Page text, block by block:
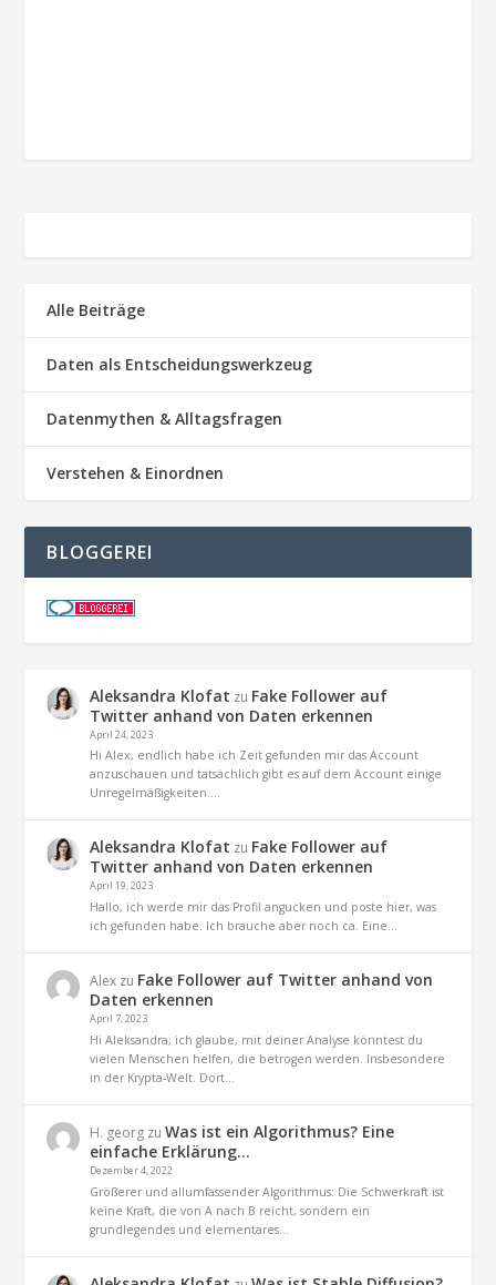
Alle Beiträge
Daten als Entscheidungswerkzeug
Datenmythen & Alltagsfragen
Verstehen & Einordnen
BLOGGEREI
Aleksandra Klofat zu Fake Follower auf
Twitter anhand von Daten erkennen
April 24, 2023
Hi Alex, endlich habe ich Zeit gefunden mir das Account
anzuschauen und tatsächlich gibt es auf dem Account einige
Unregelmäßigkeiten.…
Aleksandra Klofat zu Fake Follower auf
Twitter anhand von Daten erkennen
April 19, 2023
Hallo, ich werde mir das Profil angucken und poste hier, was
ich gefunden habe. Ich brauche aber noch ca. Eine…
Alex zu Fake Follower auf Twitter anhand von
Daten erkennen
April 7, 2023
Hi Aleksandra, ich glaube, mit deiner Analyse könntest du
vielen Menschen helfen, die betrogen werden. Insbesondere
in der Krypta-Welt. Dort…
H. georg zuWas ist ein Algorithmus? Eine
einfache Erklärung…
Dezember 4, 2022
Größerer und allumfassender Algorithmus: Die Schwerkraft ist
keine Kraft, die von A nach B reicht, sondern ein
grundlegendes und elementares…